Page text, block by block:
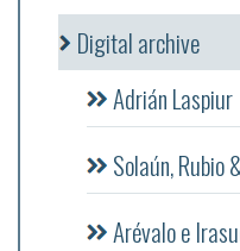
Digital archive
Adrián Laspiur
Solaún, Rubio
Arévalo e